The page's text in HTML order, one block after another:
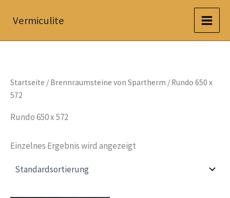
InhaltVermiculite
Startseite / Brennraumsteine von Spartherm / Rundo 650 x
572
Rundo 650 x 572
Einzelnes Ergebnis wird angezeigt